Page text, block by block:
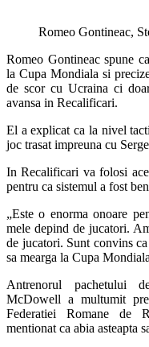
Romeo Gontineac,
Romeo Gontineac spune
la Cupa Mondiala si
de scor cu Ucraina ci
avansa in Recalificari.
El a explicat ca la nivel
joc trasat impreuna cu
In Recalificari va folosi
pentru ca sistemul a fost
„Este o enorma onoare
mele depind de jucatori.
de jucatori. Sunt convins
sa mearga la Cupa
Antrenorul pachetului
McDowell a multumit
Federatiei Romane de
mentionat ca abia asteapta